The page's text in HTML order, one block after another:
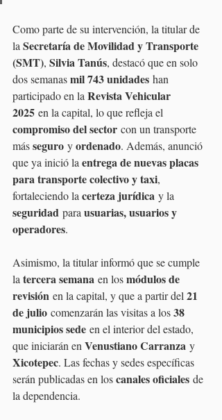
Como parte de su intervención, la titular de
la Secretaría de Movilidad y Transporte
(SMT), Silvia Tanús, destacó que en solo
dos semanas mil 743 unidades han
participado en la Revista Vehicular
2025 en la capital, lo que refleja el
compromiso del sector con un transporte
más seguro y ordenado. Además, anunció
que ya inició la entrega de nuevas placas
para transporte colectivo y taxi,
fortaleciendo la certeza jurídica y la
seguridad para usuarias, usuarios y
operadores.
Asimismo, la titular informó que se cumple
la tercera semana en los módulos de
revisión en la capital, y que a partir del 21
de julio comenzarán las visitas a los 38
municipios sede en el interior del estado,
que iniciarán en Venustiano Carranza y
Xicotepec. Las fechas y sedes específicas
serán publicadas en los canales oficiales de
la dependencia.